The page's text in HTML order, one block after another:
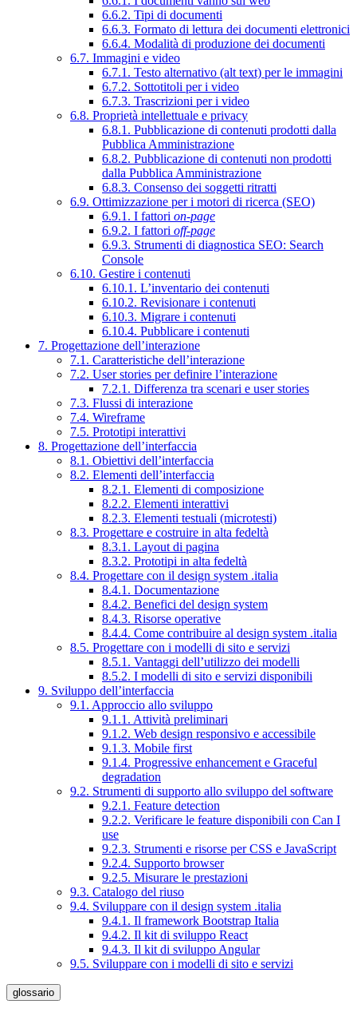
6.6.2. Tipi di documenti
6.6.3. Formato di lettura dei documenti elettronici
6.6.4. Modalità di produzione dei documenti
6.7. Immagini e video
6.7.1. Testo alternativo (alt text) per le immagini
6.7.2. Sottotitoli per i video
6.7.3. Trascrizioni per i video
6.8. Proprietà intellettuale e privacy
6.8.1. Pubblicazione di contenuti prodotti dalla
Pubblica Amministrazione
6.8.2. Pubblicazione di contenuti non prodotti
dalla Pubblica Amministrazione
6.8.3. Consenso dei soggetti ritratti
6.9. Ottimizzazione per i motori di ricerca (SEO)
6.9.1. I fattori on-page
6.9.2. I fattori off-page
6.9.3. Strumenti di diagnostica SEO: Search
Console
6.10. Gestire i contenuti
6.10.1. L’inventario dei contenuti
6.10.2. Revisionare i contenuti
6.10.3. Migrare i contenuti
6.10.4. Pubblicare i contenuti
7. Progettazione dell’interazione
7.1. Caratteristiche dell’interazione
7.2. User stories per definire l’interazione
7.2.1. Differenza tra scenari e user stories
7.3. Flussi di interazione
7.4. Wireframe
7.5. Prototipi interattivi
8. Progettazione dell’interfaccia
8.1. Obiettivi dell’interfaccia
8.2. Elementi dell’interfaccia
8.2.1. Elementi di composizione
8.2.2. Elementi interattivi
8.2.3. Elementi testuali (microtesti)
8.3. Progettare e costruire in alta fedeltà
8.3.1. Layout di pagina
8.3.2. Prototipi in alta fedeltà
8.4. Progettare con il design system .italia
8.4.1. Documentazione
8.4.2. Benefici del design system
8.4.3. Risorse operative
8.4.4. Come contribuire al design system .italia
8.5. Progettare con i modelli di sito e servizi
8.5.1. Vantaggi dell’utilizzo dei modelli
8.5.2. I modelli di sito e servizi disponibili
9. Sviluppo dell’interfaccia
9.1. Approccio allo sviluppo
9.1.1. Attività preliminari
9.1.2. Web design responsivo e accessibile
9.1.3. Mobile first
9.1.4. Progressive enhancement e Graceful
degradation
9.2. Strumenti di supporto allo sviluppo del software
9.2.1. Feature detection
9.2.2. Verificare le feature disponibili con Can I
use
9.2.3. Strumenti e risorse per CSS e JavaScript
9.2.4. Supporto browser
9.2.5. Misurare le prestazioni
9.3. Catalogo del riuso
9.4. Sviluppare con il design system .italia
9.4.1. Il framework Bootstrap Italia
9.4.2. Il kit di sviluppo React
9.4.3. Il kit di sviluppo Angular
9.5. Sviluppare con i modelli di sito e servizi
glossario